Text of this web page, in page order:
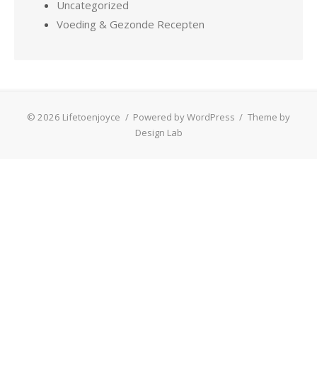
Uncategorized
Voeding & Gezonde Recepten
© 2026 Lifetoenjoyce / Powered by WordPress / Theme by
Design Lab